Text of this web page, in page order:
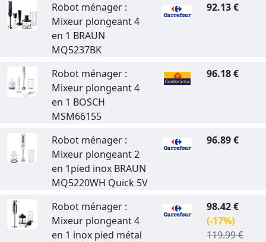
Robot ménager :
Mixeur plongeant 4
en 1 BRAUN
MQ5237BK
92.13 €
Robot ménager :
Mixeur plongeant 4
en 1 BOSCH
MSM66155
96.18 €
Robot ménager :
Mixeur plongeant 2
en 1pied inox BRAUN
MQ5220WH Quick 5V
96.89 €
Robot ménager :
Mixeur plongeant 4
en 1 inox pied métal
98.42 €
(-17%)
119.99 €